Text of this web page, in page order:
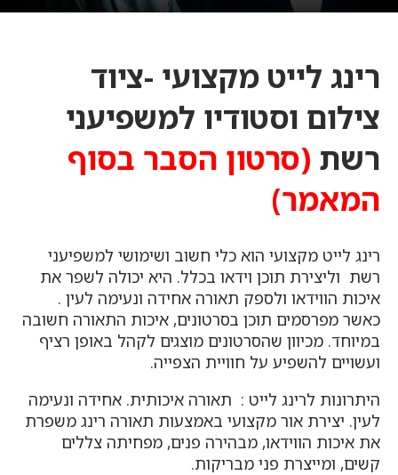
רינג לייט מקצועי -ציוד
צילום וסטודיו למשפיעני
רשת (סרטון הסבר בסוף
המאמר)
רינג לייט מקצועי הוא כלי חשוב ושימושי למשפיעני
רשת וליצירת תוכן וידאו בכלל. היא יכולה לשפר את
איכות הווידאו ולספק תאורה אחידה ונעימה לעין .
כאשר מפרסמים תוכן בסרטונים, איכות התאורה חשובה
במיוחד. מכיוון שהסרטונים מוצגים לקהל באופן רציף
ועשויים להשפיע על חוויית הצפייה.
היתרונות לרינג לייט : תאורה איכותית. אחידה ונעימה
לעין. יצירת אור מקצועי באמצעות תאורה רינג משפרת
את איכות הווידאו, מבהירה פנים, מפחיתה צללים
קשים, ומייצרת פני מבריקות.